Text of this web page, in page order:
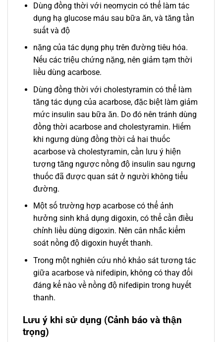
Dùng đồng thời với neomycin có thể làm tác
dụng hạ glucose máu sau bữa ăn, và tăng tần
suất và độ
nặng của tác dụng phụ trên đường tiêu hóa.
Nếu các triệu chứng nặng, nên giảm tạm thời
liều dùng acarbose.
Dùng đồng thời với cholestyramin có thể làm
tăng tác dụng của acarbose, đặc biệt làm giảm
mức insulin sau bữa ăn. Do đó nên tránh dùng
đồng thời acarbose and cholestyramin. Hiếm
khi ngưng dùng đồng thời cả hai thuốc
acarbose và cholestyramin, cần lưu ý hiện
tượng tăng ngược nồng độ insulin sau ngưng
thuốc đã được quan sát ở người không tiểu
đường.
Một số trường hợp acarbose có thể ảnh
hưởng sinh khả dụng digoxin, có thể cần điều
chỉnh liều dùng digoxin. Nên cân nhắc kiểm
soát nồng độ digoxin huyết thanh.
Trong một nghiên cứu nhỏ khảo sát tương tác
giữa acarbose và nifedipin, không có thay đổi
đáng kể nào về nồng độ nifedipin trong huyết
thanh.
Lưu ý khi sử dụng (Cảnh báo và thận
trọng)